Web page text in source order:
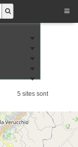
5 sites sont
pendant le chargement